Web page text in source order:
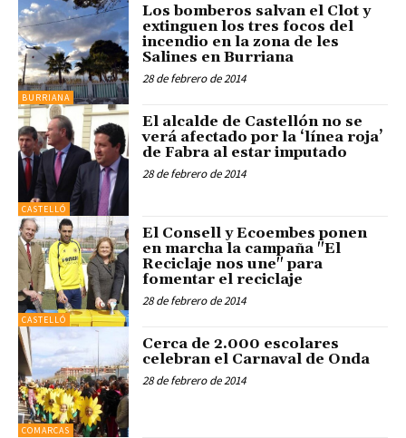
BURRIANA
Los bomberos salvan el Clot y
extinguen los tres focos del
incendio en la zona de les
Salines en Burriana
28 de febrero de 2014
CASTELLÓ
El alcalde de Castellón no se
verá afectado por la ‘línea roja’
de Fabra al estar imputado
28 de febrero de 2014
CASTELLÓ
El Consell y Ecoembes ponen
en marcha la campaña "El
Reciclaje nos une" para
fomentar el reciclaje
28 de febrero de 2014
COMARCAS
Cerca de 2.000 escolares
celebran el Carnaval de Onda
28 de febrero de 2014